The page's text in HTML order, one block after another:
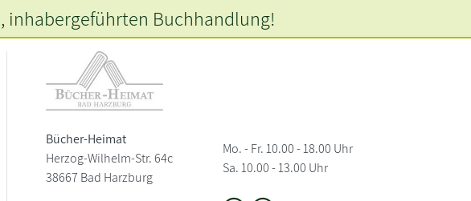
Bücher-Heimat
Herzog-Wilhelm-Str. 64c
38667 Bad Harzburg
Mo. - Fr. 10.00 - 18.00 Uhr
Sa. 10.00 - 13.00 Uhr
, inhabergeführten Buchhandlung!